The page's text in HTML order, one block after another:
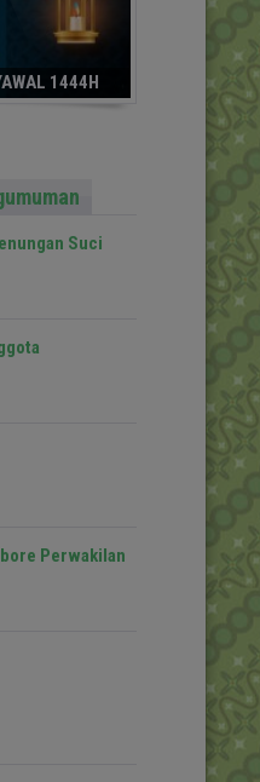
1444H
Suci
Perwakilan